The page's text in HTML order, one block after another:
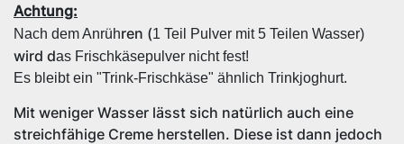
Achtung:
Nach dem Anrühren (1 Teil Pulver mit 5 Teilen Wasser)
wird das Frischkäsepulver nicht fest!
Es bleibt ein "Trink-Frischkäse" ähnlich Trinkjoghurt.
Mit weniger Wasser lässt sich natürlich auch eine
streichfähige Creme herstellen. Diese ist dann jedoch